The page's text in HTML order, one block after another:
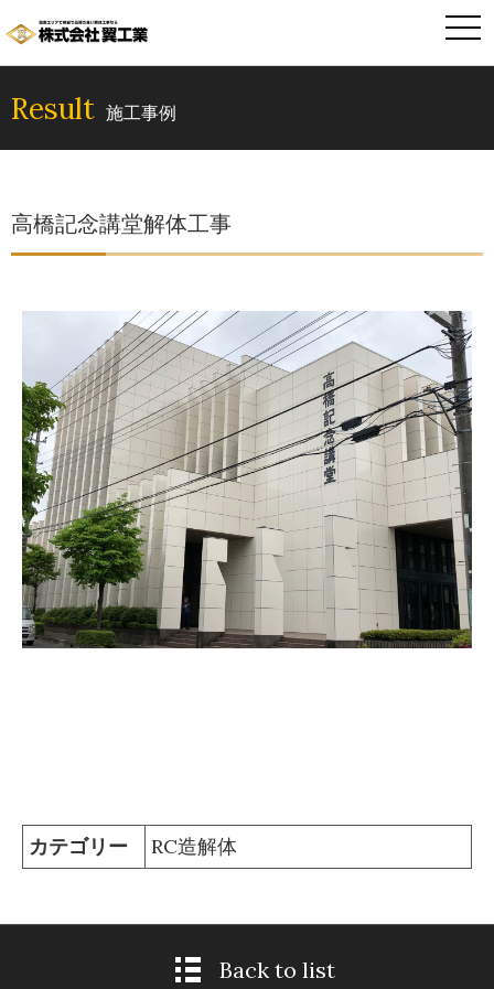
Result 施工事例
高橋記念講堂解体工事
カテゴリー RC造解体
Back to list